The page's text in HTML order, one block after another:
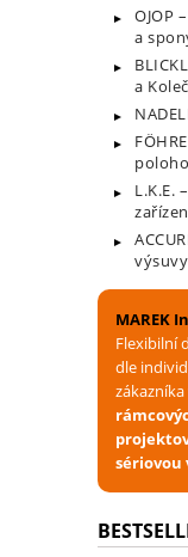
OJOP
a
a
L.K.E.
výsuvy
MAREK
Flexibilní
dle
sériovou